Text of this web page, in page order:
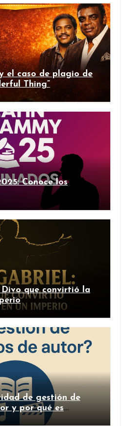
el caso de plagio de
Thing”
Conoce los
Divo que convirtió la
de gestión de
y por qué es